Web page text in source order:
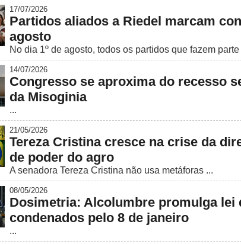
17/07/2026
Partidos aliados a Riedel marcam
agosto
No dia 1º de agosto, todos os partidos que fazem
14/07/2026
Congresso se aproxima do recesso
da Misoginia
...
21/05/2026
Tereza Cristina cresce na crise da
de poder do agro
A senadora Tereza Cristina não usa metáforas ...
08/05/2026
Dosimetria: Alcolumbre promulga lei
condenados pelo 8 de janeiro
...